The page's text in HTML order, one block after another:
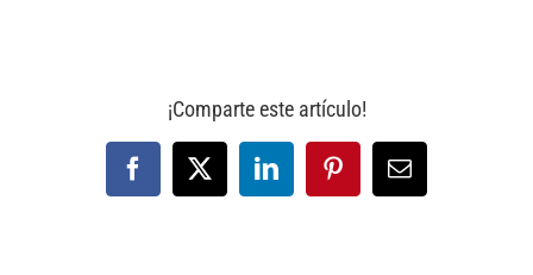
¡Comparte este artículo!
Facebook
X LinkedInPinterestCorreo
electrónico